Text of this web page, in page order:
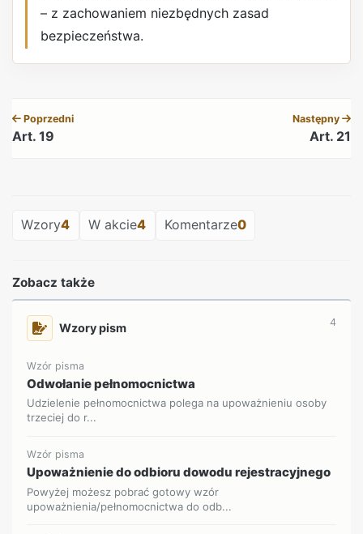
– z zachowaniem niezbędnych zasad
bezpieczeństwa.
Poprzedni
Art. 19
Następny
Art. 21
Wzory4 W akcie4 Komentarze0
Zobacz także
Wzory pism 4
Wzór pisma
Odwołanie pełnomocnictwa
Udzielenie pełnomocnictwa polega na upoważnieniu osoby
trzeciej do r...
Wzór pisma
Upoważnienie do odbioru dowodu rejestracyjnego
Powyżej możesz pobrać gotowy wzór
upoważnienia/pełnomocnictwa do odb...